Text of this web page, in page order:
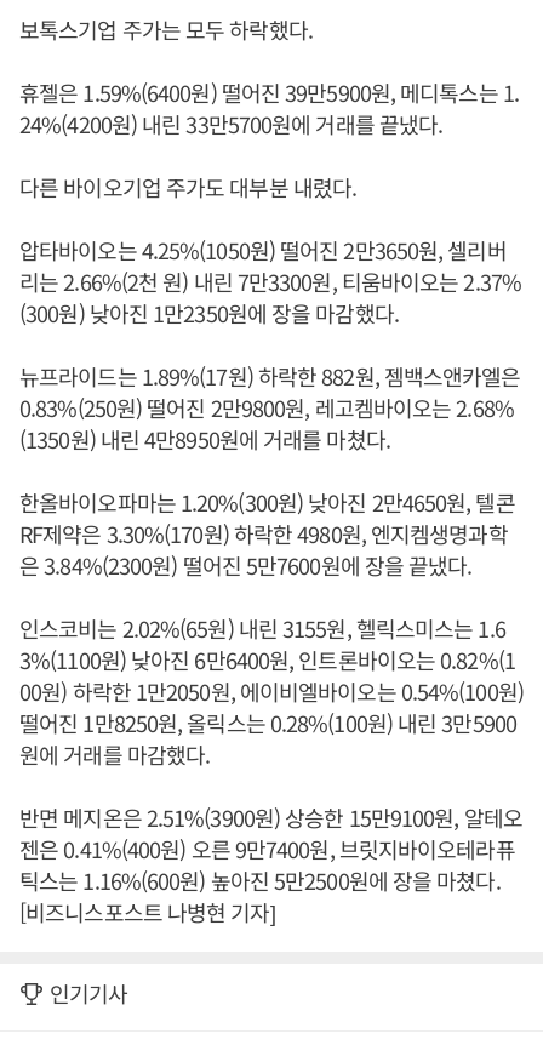
보톡스기업 주가는 모두 하락했다.
휴젤은 1.59%(6400원) 떨어진 39만5900원, 메디톡스는 1.
24%(4200원) 내린 33만5700원에 거래를 끝냈다.
다른 바이오기업 주가도 대부분 내렸다.
압타바이오는 4.25%(1050원) 떨어진 2만3650원, 셀리버
리는 2.66%(2천 원) 내린 7만3300원, 티움바이오는 2.37%
(300원) 낮아진 1만2350원에 장을 마감했다.
뉴프라이드는 1.89%(17원) 하락한 882원, 젬백스앤카엘은
0.83%(250원) 떨어진 2만9800원, 레고켐바이오는 2.68%
(1350원) 내린 4만8950원에 거래를 마쳤다.
한올바이오파마는 1.20%(300원) 낮아진 2만4650원, 텔콘
RF제약은 3.30%(170원) 하락한 4980원, 엔지켐생명과학
은 3.84%(2300원) 떨어진 5만7600원에 장을 끝냈다.
인스코비는 2.02%(65원) 내린 3155원, 헬릭스미스는 1.6
3%(1100원) 낮아진 6만6400원, 인트론바이오는 0.82%(1
00원) 하락한 1만2050원, 에이비엘바이오는 0.54%(100원)
떨어진 1만8250원, 올릭스는 0.28%(100원) 내린 3만5900
원에 거래를 마감했다.
반면 메지온은 2.51%(3900원) 상승한 15만9100원, 알테오
젠은 0.41%(400원) 오른 9만7400원, 브릿지바이오테라퓨
틱스는 1.16%(600원) 높아진 5만2500원에 장을 마쳤다.
[비즈니스포스트 나병현 기자]
인기기사